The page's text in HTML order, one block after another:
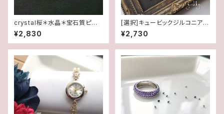
crystal桜＊水晶＊宝石質ピン
クトルマリン(ボタン)14Kgfピア
ス/イヤリング
¥2,830
[選択]キュービックジルコニア&
スワロフスキー(1ペア)✽ライン1
4kgf/SFピアス/イヤリング
¥2,730